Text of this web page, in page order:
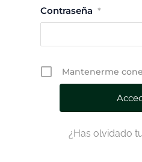
Contraseña *
Mantenerme
¿Has olvidado